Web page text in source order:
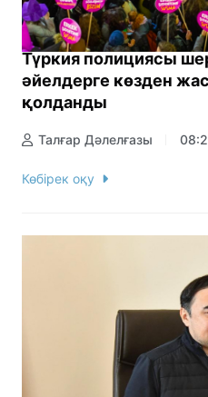
Түркия полициясы
әйелдерге көзден
қолданды
Талғар Дәлелғазы
Көбірек оқу